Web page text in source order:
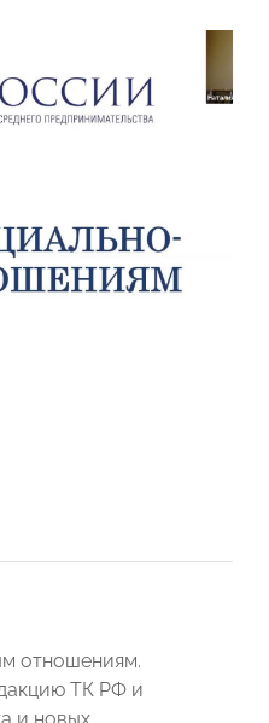
отношениям.
ТК РФ и